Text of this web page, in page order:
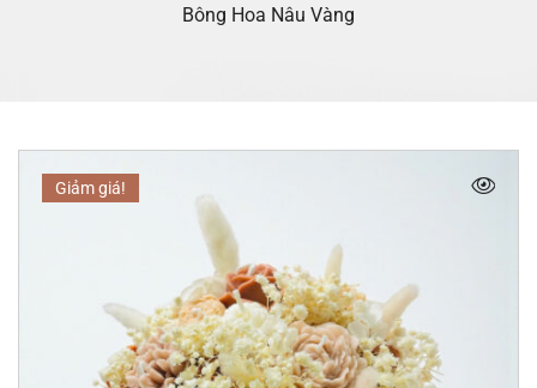
Bông Hoa Nâu Vàng
Giảm giá!